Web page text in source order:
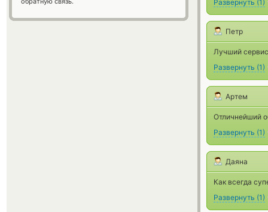
Развернуть (1)
Петр
Лучший
Развернуть (1)
Артем
Отличнейший
Развернуть (1)
Даяна
Как всегда
Развернуть (1)